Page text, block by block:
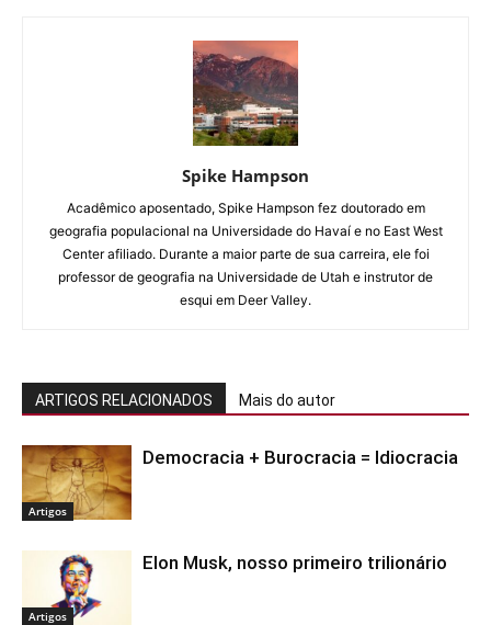
Spike Hampson
Acadêmico aposentado, Spike Hampson fez doutorado em
geografia populacional na Universidade do Havaí e no East West
Center afiliado. Durante a maior parte de sua carreira, ele foi
professor de geografia na Universidade de Utah e instrutor de
esqui em Deer Valley.
ARTIGOS RELACIONADOS Mais do autor
Artigos
Democracia + Burocracia = Idiocracia
Artigos
Elon Musk, nosso primeiro trilionário